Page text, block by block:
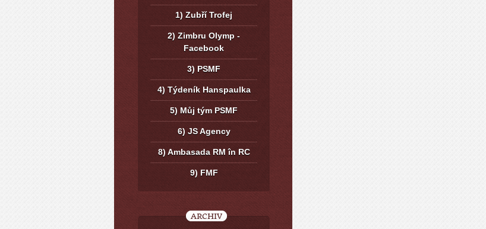
1) Zubří Trofej
2) Zimbru Olymp -
Facebook
3) PSMF
4) Týdeník Hanspaulka
5) Můj tým PSMF
6) JS Agency
8) Ambasada RM în RC
9) FMF
ARCHIV